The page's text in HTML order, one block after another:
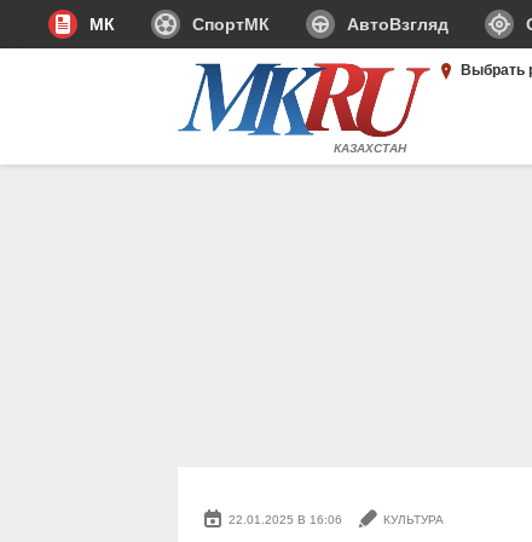
МК СпортМК АвтоВзгляд
КАЗАХСТАН
Выбрать
22.01.2025 В 16:06 КУЛЬТУРА